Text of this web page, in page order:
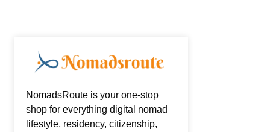
NomadsRoute is your one-stop
shop for everything digital nomad
lifestyle, residency, citizenship,